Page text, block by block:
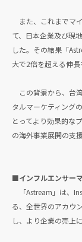
また、これまでマ
て、日本企業及び現
した。その結果「
大で2倍を超える伸長
この背景から、台
タルマーケティング
とってより効果的な
の海外事業展開の支
■インフルエンサー
「Astream」は、
る、全世界のアカウ
し、より企業の売上